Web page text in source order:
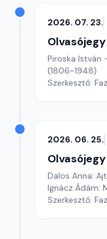
2026. 07. 23.
Olvasójegy
Piroska István
(1806-1948)
Szerkesztő:
2026. 06. 25.
Olvasójegy
Dalos Anna:
Ignácz Ádám:
Szerkesztő: